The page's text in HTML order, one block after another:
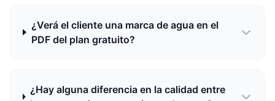
¿Verá el cliente una marca de agua en el
PDF del plan gratuito?
¿Hay alguna diferencia en la calidad entre